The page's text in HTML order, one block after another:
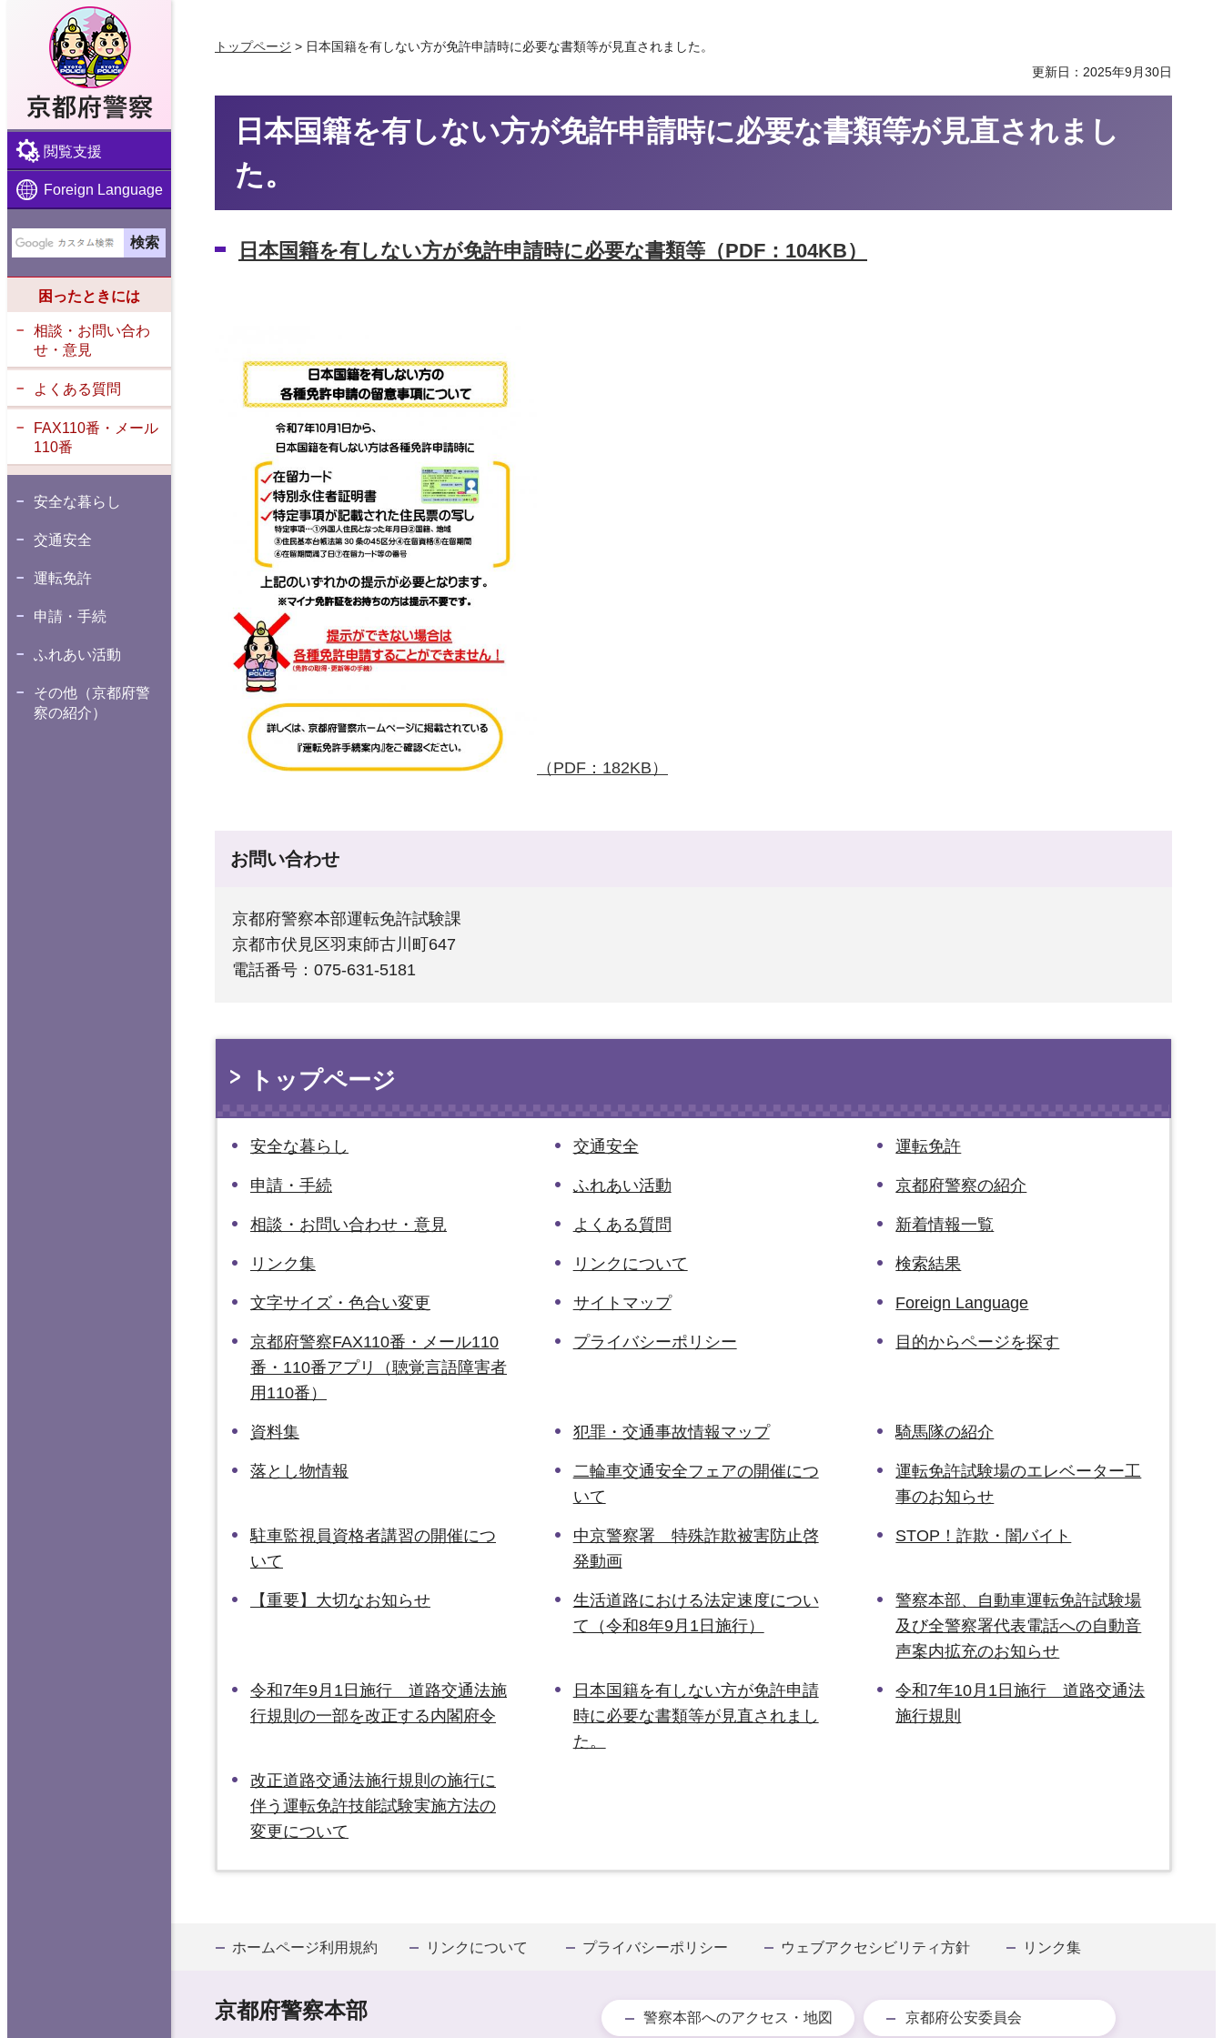
京都府警察
閲覧支援
Foreign Language
困ったときには
相談・お問い合わ
せ・意見
よくある質問
FAX110番・メール
110番
安全な暮らし
交通安全
運転免許
申請・手続
ふれあい活動
その他（京都府警
察の紹介）
トップページ > 日本国籍を有しない方が免許申請時に必要な書類等が見直されました。
更新日：2025年9月30日
日本国籍を有しない方が免許申請時に必要な書類等が見直されまし
た。
日本国籍を有しない方が免許申請時に必要な書類等（PDF：104KB）
（PDF：182KB）
お問い合わせ
京都府警察本部運転免許試験課
京都市伏見区羽束師古川町647
電話番号：075-631-5181
トップページ
安全な暮らし 交通安全 運転免許
申請・手続 ふれあい活動 京都府警察の紹介
相談・お問い合わせ・意見 よくある質問 新着情報一覧
リンク集 リンクについて 検索結果
文字サイズ・色合い変更 サイトマップ Foreign Language
京都府警察FAX110番・メール110
番・110番アプリ（聴覚言語障害者
用110番）
プライバシーポリシー 目的からページを探す
資料集 犯罪・交通事故情報マップ 騎馬隊の紹介
落とし物情報
二輪車交通安全フェアの開催につ
いて
運転免許試験場のエレベーター工
事のお知らせ
駐車監視員資格者講習の開催につ
いて
中京警察署 特殊詐欺被害防止啓
発動画
STOP！詐欺・闇バイト
【重要】大切なお知らせ
生活道路における法定速度につい
て（令和8年9月1日施行）
警察本部、自動車運転免許試験場
及び全警察署代表電話への自動音
声案内拡充のお知らせ
令和7年9月1日施行 道路交通法施
行規則の一部を改正する内閣府令
日本国籍を有しない方が免許申請
時に必要な書類等が見直されまし
た。
令和7年10月1日施行 道路交通法
施行規則
改正道路交通法施行規則の施行に
伴う運転免許技能試験実施方法の
変更について
ホームページ利用規約 リンクについて プライバシーポリシー ウェブアクセシビリティ方針 リンク集
京都府警察本部 警察本部へのアクセス・地図 京都府公安委員会